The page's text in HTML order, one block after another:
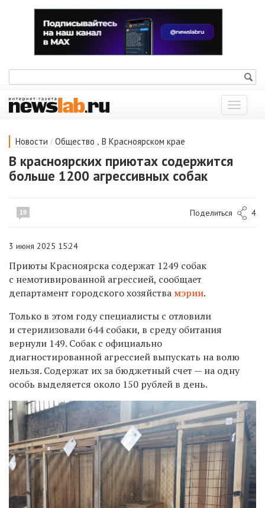
Показать
меню
Новости / Общество , В Красноярском крае
В красноярских приютах содержится
больше 1200 агрессивных собак
19 Поделиться 4
3 июня 2025 15:24
Приюты Красноярска содержат 1249 собак
с немотивированной агрессией, сообщает
департамент городского хозяйства мэрии.
Только в этом году специалисты с отловили
и стерилизовали 644 собаки, в среду обитания
вернули 149. Собак с официально
диагностированной агрессией выпускать на волю
нельзя. Содержат их за бюджетный счет — на одну
особь выделяется около 150 рублей в день.